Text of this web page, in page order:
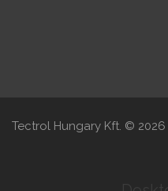
Tectrol Hungary Kft. © 2026